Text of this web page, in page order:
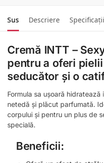
Sus Descriere Specificații
Cremă INTT –
pentru a oferi
seducător și o
Formula sa ușoară
netedă și plăcut parfumată.
corpului și pentru un plus de
specială.
Beneficii: